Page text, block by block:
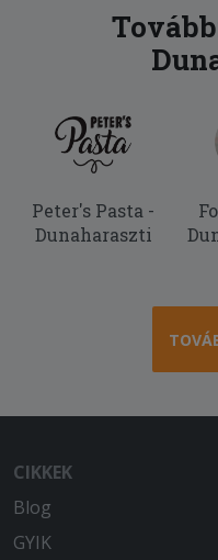
kíványcsiság
tartalom,
Köszönjük a
Peter's Pasta -
Dunaharaszti
CIKKEK
Blog
GYIK